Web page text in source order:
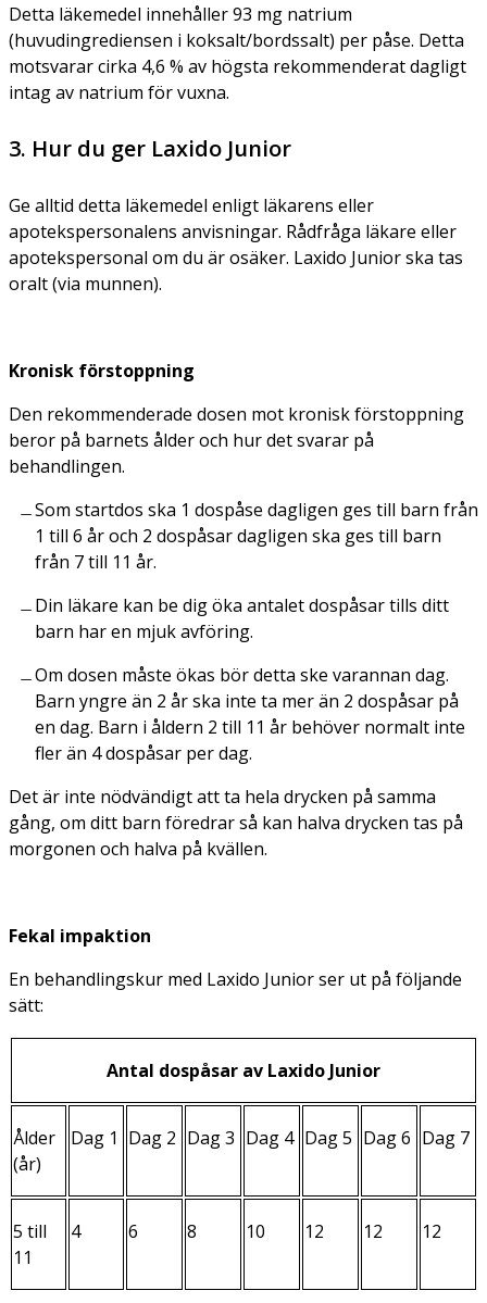
Detta läkemedel innehåller 93 mg natrium
(huvudingrediensen i koksalt/bordssalt) per påse. Detta
motsvarar cirka 4,6 % av högsta rekommenderat dagligt
intag av natrium för vuxna.
3. Hur du ger Laxido Junior
Ge alltid detta läkemedel enligt läkarens eller
apotekspersonalens anvisningar. Rådfråga läkare eller
apotekspersonal om du är osäker. Laxido Junior ska tas
oralt (via munnen).
Kronisk förstoppning
Den rekommenderade dosen mot kronisk förstoppning
beror på barnets ålder och hur det svarar på
behandlingen.
Som startdos ska 1 dospåse dagligen ges till barn från
1 till 6 år och 2 dospåsar dagligen ska ges till barn
från 7 till 11 år.
Din läkare kan be dig öka antalet dospåsar tills ditt
barn har en mjuk avföring.
Om dosen måste ökas bör detta ske varannan dag.
Barn yngre än 2 år ska inte ta mer än 2 dospåsar på
en dag. Barn i åldern 2 till 11 år behöver normalt inte
fler än 4 dospåsar per dag.
Det är inte nödvändigt att ta hela drycken på samma
gång, om ditt barn föredrar så kan halva drycken tas på
morgonen och halva på kvällen.
Fekal impaktion
En behandlingskur med Laxido Junior ser ut på följande
sätt:
Antal dospåsar av Laxido Junior
Ålder
(år)
Dag 1 Dag 2 Dag 3 Dag 4 Dag 5 Dag 6 Dag 7
5 till
11
4 6 8 10 12 12 12